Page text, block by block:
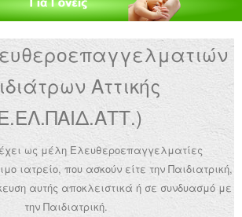
Αττικής
ως μέλη Ελευθεροεπαγγελματίες
ιατρείο, που ασκούν είτε την Παιδιατρική,
αυτής αποκλειστικά ή σε συνδυασμό με
την Παιδιατρική.